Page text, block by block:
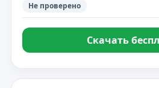
Не проверено
Скачать